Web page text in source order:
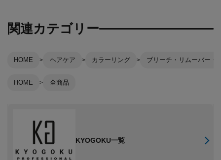
関連カテゴリー
HOME ヘアケア カラーリング ブリーチ・リムーバー・
HOME 全商品
KYOGOKU一覧